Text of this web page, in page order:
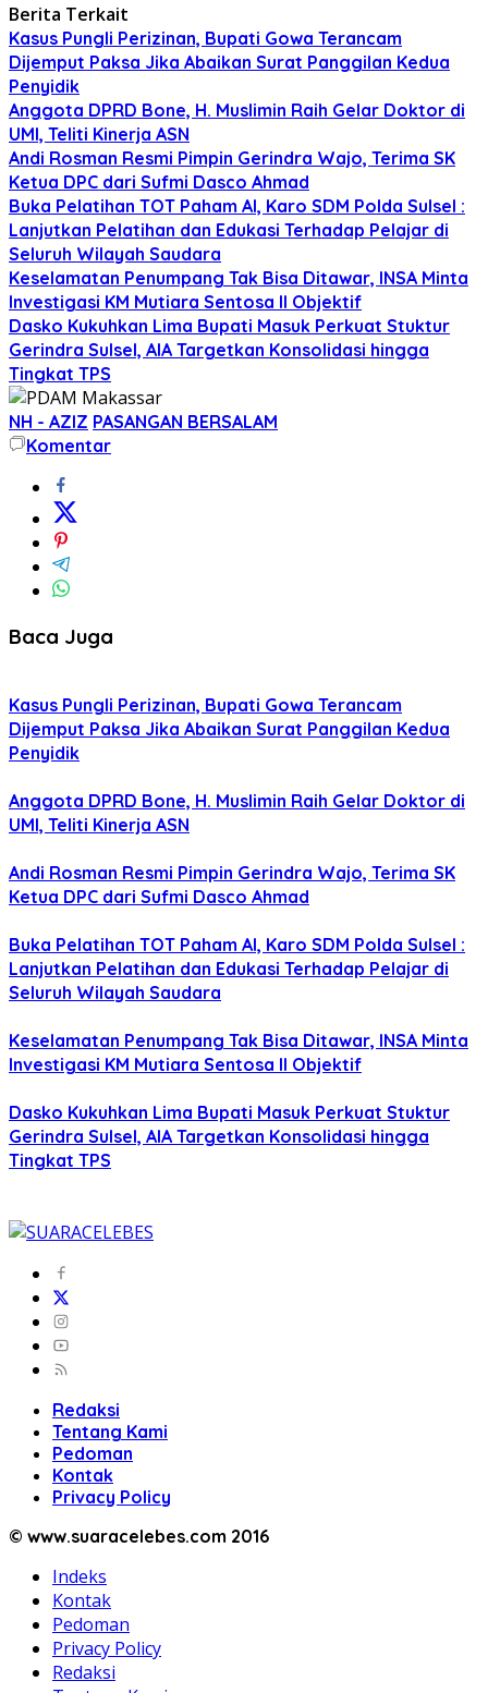
Berita Terkait
Kasus Pungli Perizinan, Bupati Gowa Terancam
Dijemput Paksa Jika Abaikan Surat Panggilan Kedua
Penyidik
Anggota DPRD Bone, H. Muslimin Raih Gelar Doktor di
UMI, Teliti Kinerja ASN
Andi Rosman Resmi Pimpin Gerindra Wajo, Terima SK
Ketua DPC dari Sufmi Dasco Ahmad
Buka Pelatihan TOT Paham AI, Karo SDM Polda Sulsel :
Lanjutkan Pelatihan dan Edukasi Terhadap Pelajar di
Seluruh Wilayah Saudara
Keselamatan Penumpang Tak Bisa Ditawar, INSA Minta
Investigasi KM Mutiara Sentosa II Objektif
Dasko Kukuhkan Lima Bupati Masuk Perkuat Stuktur
Gerindra Sulsel, AIA Targetkan Konsolidasi hingga
Tingkat TPS
NH - AZIZ PASANGAN BERSALAM
Komentar
Baca Juga
Kasus Pungli Perizinan, Bupati Gowa Terancam
Dijemput Paksa Jika Abaikan Surat Panggilan Kedua
Penyidik
Anggota DPRD Bone, H. Muslimin Raih Gelar Doktor di
UMI, Teliti Kinerja ASN
Andi Rosman Resmi Pimpin Gerindra Wajo, Terima SK
Ketua DPC dari Sufmi Dasco Ahmad
Buka Pelatihan TOT Paham AI, Karo SDM Polda Sulsel :
Lanjutkan Pelatihan dan Edukasi Terhadap Pelajar di
Seluruh Wilayah Saudara
Keselamatan Penumpang Tak Bisa Ditawar, INSA Minta
Investigasi KM Mutiara Sentosa II Objektif
Dasko Kukuhkan Lima Bupati Masuk Perkuat Stuktur
Gerindra Sulsel, AIA Targetkan Konsolidasi hingga
Tingkat TPS
Redaksi
Tentang Kami
Pedoman
Kontak
Privacy Policy
© www.suaracelebes.com 2016
Indeks
Kontak
Pedoman
Privacy Policy
Redaksi